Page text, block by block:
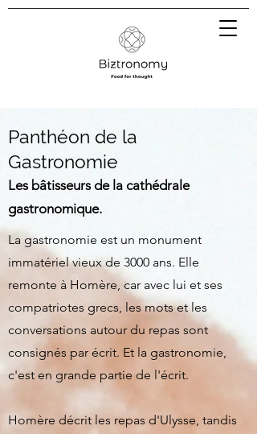
Panthéon de la
Gastronomie
Les bâtisseurs de la cathédrale
gastronomique.
La gastronomie est un monument
immatériel vieux de 3000 ans. Elle
remonte à Homère, car avec lui et ses
compatriotes grecs, les mots et les
conversations autour du repas sont
consignés par écrit. Et la gastronomie,
c'est en grande partie de l'écrit.
Homère décrit les repas d'Ulysse, tandis